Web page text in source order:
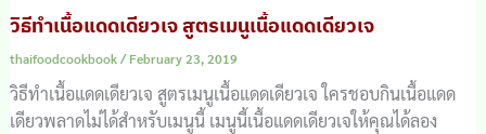
วิธีทำเนื้อแดดเดียวเจ สูตรเมนูเนื้อแดดเดียวเจ
thaifoodcookbook/February 23, 2019
วิธีทำเนื้อแดดเดียวเจ สูตรเมนูเนื้อแดดเดียวเจ ใครชอบกินเนื้อแดด
เดียวพลาดไม่ได้สำหรับเมนูนี้ เมนูนี้เนื้อแดดเดียวเจให้คุณได้ลอง